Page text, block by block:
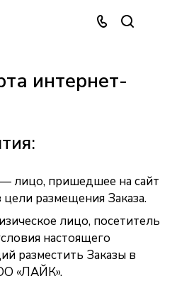
интернет-
— лицо, пришедшее на сайт
цели размещения Заказа.
лицо, посетитель
настоящего
разместить Заказы в
«ЛАЙК».